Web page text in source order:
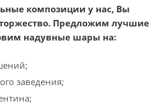
композиции у нас, Вы
Предложим лучшие
надувные шары на:
заведения;